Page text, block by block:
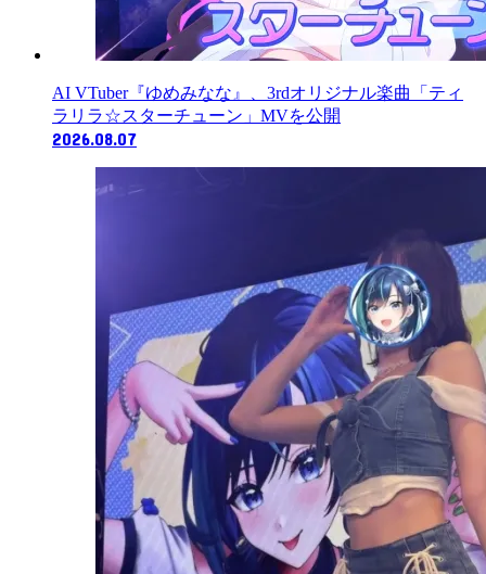
AI VTuber『ゆめみなな』、3rdオリジナル楽曲「ティ
ラリラ☆スターチューン」MVを公開
2026.08.07